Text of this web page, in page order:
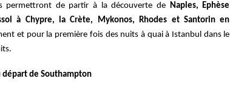
permettront de partir à la découverte de Naples, Ephèse
à Chypre, la Crète, Mykonos, Rhodes et Santorin en
et pour la première fois des nuits à quai à Istanbul dans le
départ de Southampton